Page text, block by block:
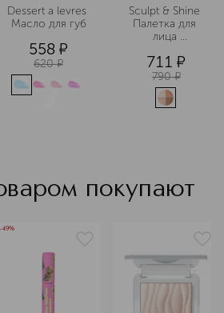
Dessert a levres
Масло для губ
558 ¤
620 ¤
Sculpt & Shine
Палетка для
лица
711 ¤
790 ¤
покупают
-49%